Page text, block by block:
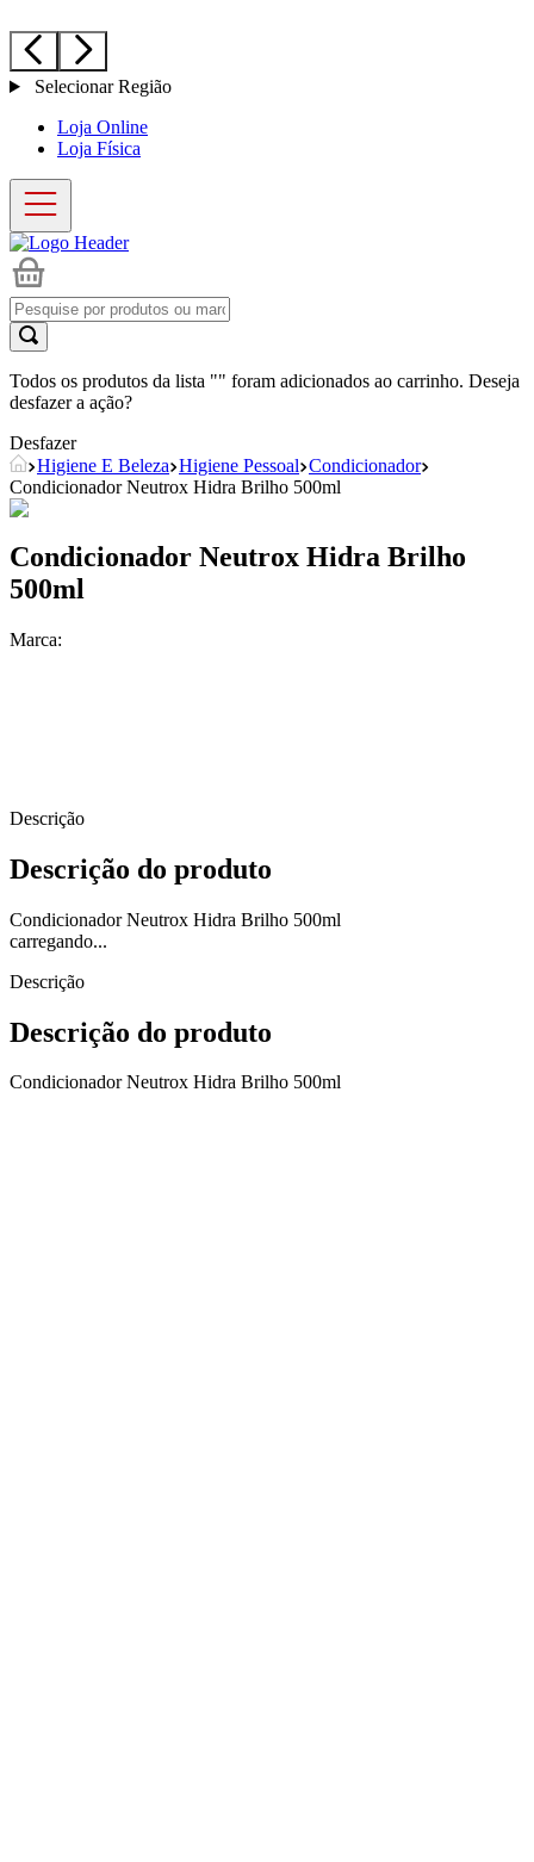
Selecionar Região
Loja Online
Loja Física
Todos os produtos da lista "" foram adicionados ao carrinho. Deseja
desfazer a ação?
Desfazer
Higiene E Beleza Higiene Pessoal Condicionador
Condicionador Neutrox Hidra Brilho 500ml
Condicionador Neutrox Hidra Brilho
500ml
Marca:
Descrição
Descrição do produto
Condicionador Neutrox Hidra Brilho 500ml
carregando...
Descrição
Descrição do produto
Condicionador Neutrox Hidra Brilho 500ml